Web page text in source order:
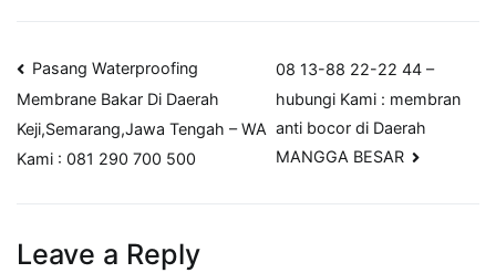
Post
navigation
Pasang Waterproofing
Membrane Bakar Di Daerah
Keji,Semarang,Jawa Tengah – WA
Kami : 081 290 700 500
08 13-88 22-22 44 –
hubungi Kami : membran
anti bocor di Daerah
MANGGA BESAR
Leave a Reply